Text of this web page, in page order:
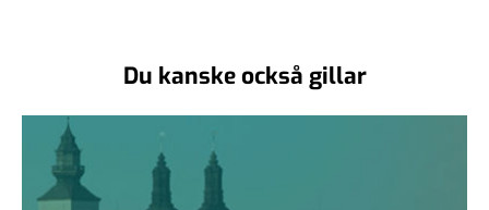
Du kanske också gillar